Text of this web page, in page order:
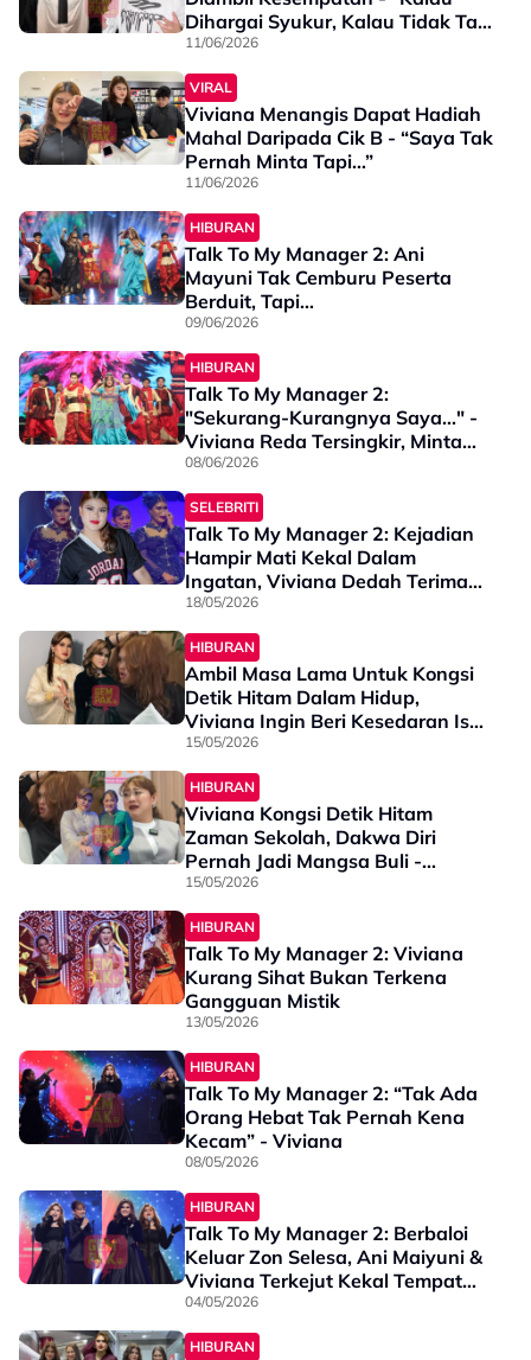
Dihargai Syukur, Kalau Tidak Tak
Mengapa”
11/06/2026
VIRAL
Viviana Menangis Dapat Hadiah
Mahal Daripada Cik B - “Saya Tak
Pernah Minta Tapi…”
11/06/2026
HIBURAN
Talk To My Manager 2: Ani
Mayuni Tak Cemburu Peserta
Berduit, Tapi…
09/06/2026
HIBURAN
Talk To My Manager 2:
"Sekurang-Kurangnya Saya..." -
Viviana Reda Tersingkir, Minta
Netizen Henti Siber Buli
08/06/2026
SELEBRITI
Talk To My Manager 2: Kejadian
Hampir Mati Kekal Dalam
Ingatan, Viviana Dedah Terima
Mesej Daripada Mangsa Lain -
“Ada Yang Dah Tak Boleh Main &
Koma”
18/05/2026
HIBURAN
Ambil Masa Lama Untuk Kongsi
Detik Hitam Dalam Hidup,
Viviana Ingin Beri Kesedaran Isu
Buli - “Saya Tak Mention Nama
Pembuli Sebab…”
15/05/2026
HIBURAN
Viviana Kongsi Detik Hitam
Zaman Sekolah, Dakwa Diri
Pernah Jadi Mangsa Buli -
“Tangan Dipegang, Kaki Pun
Diikat…”
15/05/2026
HIBURAN
Talk To My Manager 2: Viviana
Kurang Sihat Bukan Terkena
Gangguan Mistik
13/05/2026
HIBURAN
Talk To My Manager 2: “Tak Ada
Orang Hebat Tak Pernah Kena
Kecam” - Viviana
08/05/2026
HIBURAN
Talk To My Manager 2: Berbaloi
Keluar Zon Selesa, Ani Maiyuni &
Viviana Terkejut Kekal Tempat
Pertama - “Orang Cop Saya..."
04/05/2026
HIBURAN